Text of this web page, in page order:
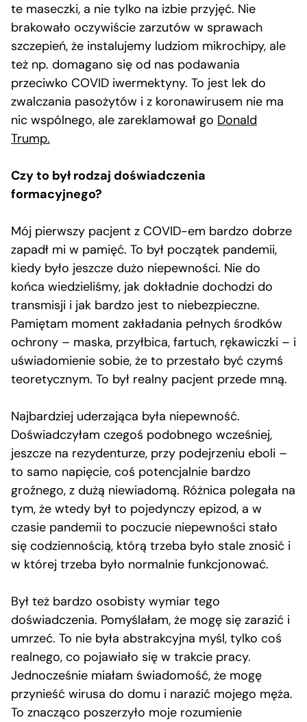
te maseczki, a nie tylko na izbie przyjęć. Nie
brakowało oczywiście zarzutów w sprawach
szczepień, że instalujemy ludziom mikrochipy, ale
też np. domagano się od nas podawania
przeciwko COVID iwermektyny. To jest lek do
zwalczania pasożytów i z koronawirusem nie ma
nic wspólnego, ale zareklamował go Donald
Trump.
Czy to był rodzaj doświadczenia
formacyjnego?
Mój pierwszy pacjent z COVID-em bardzo dobrze
zapadł mi w pamięć. To był początek pandemii,
kiedy było jeszcze dużo niepewności. Nie do
końca wiedzieliśmy, jak dokładnie dochodzi do
transmisji i jak bardzo jest to niebezpieczne.
Pamiętam moment zakładania pełnych środków
ochrony – maska, przyłbica, fartuch, rękawiczki – i
uświadomienie sobie, że to przestało być czymś
teoretycznym. To był realny pacjent przede mną.
Najbardziej uderzająca była niepewność.
Doświadczyłam czegoś podobnego wcześniej,
jeszcze na rezydenturze, przy podejrzeniu eboli –
to samo napięcie, coś potencjalnie bardzo
groźnego, z dużą niewiadomą. Różnica polegała na
tym, że wtedy był to pojedynczy epizod, a w
czasie pandemii to poczucie niepewności stało
się codziennością, którą trzeba było stale znosić i
w której trzeba było normalnie funkcjonować.
Był też bardzo osobisty wymiar tego
doświadczenia. Pomyślałam, że mogę się zarazić i
umrzeć. To nie była abstrakcyjna myśl, tylko coś
realnego, co pojawiało się w trakcie pracy.
Jednocześnie miałam świadomość, że mogę
przynieść wirusa do domu i narazić mojego męża.
To znacząco poszerzyło moje rozumienie